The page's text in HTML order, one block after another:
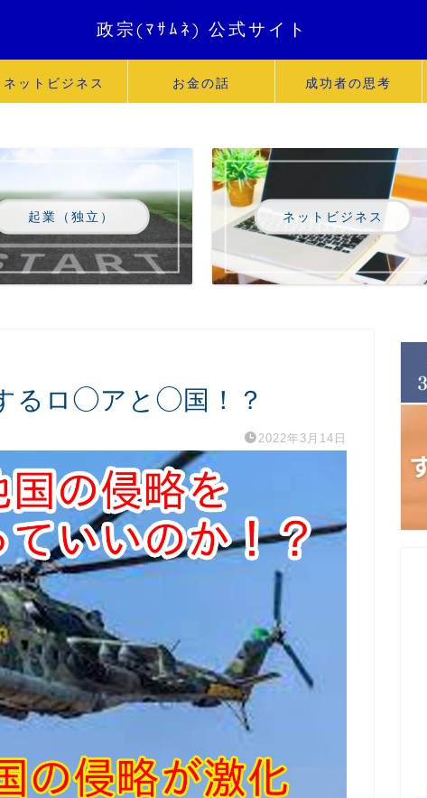
政宗(ﾏｻﾑﾈ) 公式サイト
ネットビジネス お金の話 成功者の思考
起業（独立） ネットビジネス
るロ◯アと◯国！？
2022年3月14日